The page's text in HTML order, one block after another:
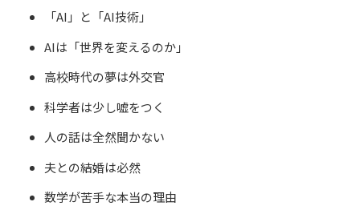
「AI」と「AI技術」
AIは「世界を変えるのか」
高校時代の夢は外交官
科学者は少し嘘をつく
人の話は全然聞かない
夫との結婚は必然
数学が苦手な本当の理由